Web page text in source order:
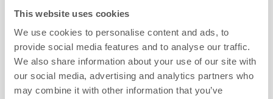
This website uses cookies
We use cookies to personalise content and ads, to
provide social media features and to analyse our traffic.
We also share information about your use of our site with
our social media, advertising and analytics partners who
may combine it with other information that you’ve
Höhe
Breite
800
Tiefe
550mm
Gewicht
920- 1470kg
Heizfläche
40-70m2